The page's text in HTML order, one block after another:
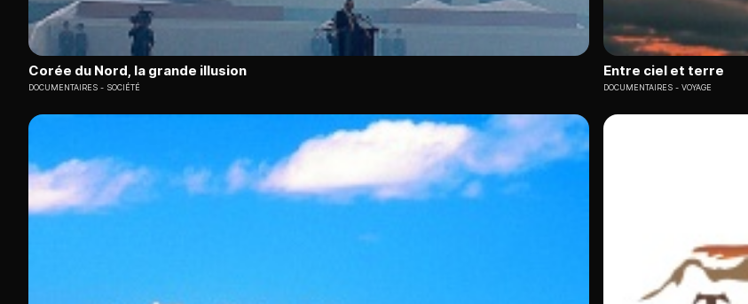
Corée du Nord, la grande illusion
DOCUMENTAIRES SOCIÉTÉ
Entre ciel et terre
DOCUMENTAIRES VOYAGE